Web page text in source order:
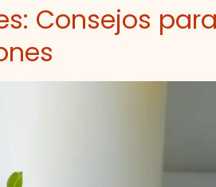
Consejos